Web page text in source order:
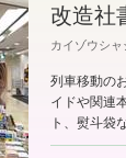
改造社
カイゾウシャ
列車移動の
イドや関連
ト、熨斗袋